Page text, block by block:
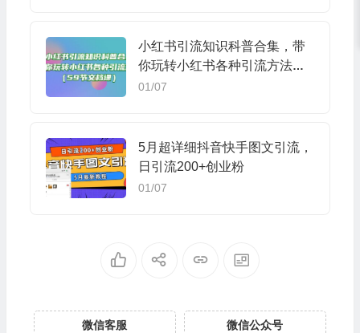
小红书引流知识科普合集，带
你玩转小红书各种引流方法（5
9节文档课）
01/07
5月超详细抖音快手图文引流，
日引流200+创业粉
01/07
微信客服
微信公众号